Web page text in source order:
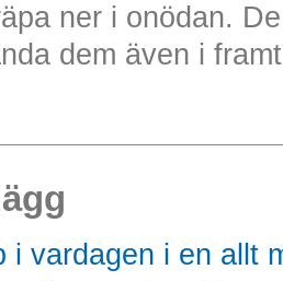
ner i onödan.
dem även i
i vardagen i en allt